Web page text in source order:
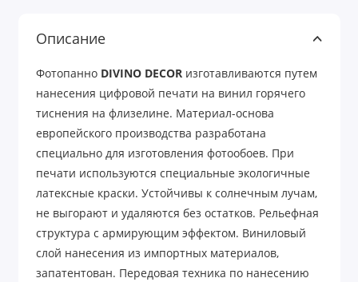
Описание
Фотопанно DIVINO DECOR изготавливаются путем
нанесения цифровой печати на винил горячего
тиснения на флизелине. Материал-основа
европейского производства разработана
специально для изготовления фотообоев. При
печати используются специальные экологичные
латексные краски. Устойчивы к солнечным лучам,
не выгорают и удаляются без остатков. Рельефная
структура с армирующим эффектом. Виниловый
слой нанесения из импортных материалов,
запатентован. Передовая техника по нанесению